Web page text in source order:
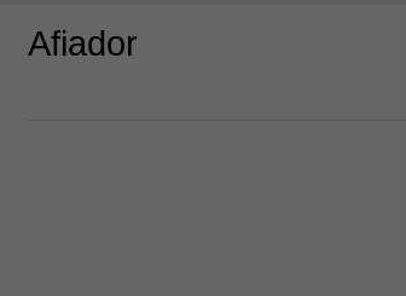
vivacefloripa@hotmail.com
Afiador